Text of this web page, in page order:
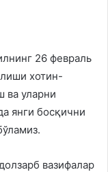
26 февраль
хотин-
ва уларни
янги босқични
вазифалар